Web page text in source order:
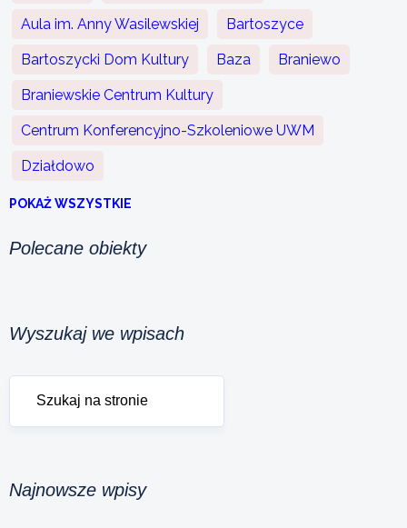
Aula im. Anny Wasilewskiej Bartoszyce
Bartoszycki Dom Kultury Baza Braniewo
Braniewskie Centrum Kultury
Centrum Konferencyjno-Szkoleniowe UWM
Działdowo
POKAŻ WSZYSTKIE
Polecane obiekty
Wyszukaj we wpisach
Najnowsze wpisy